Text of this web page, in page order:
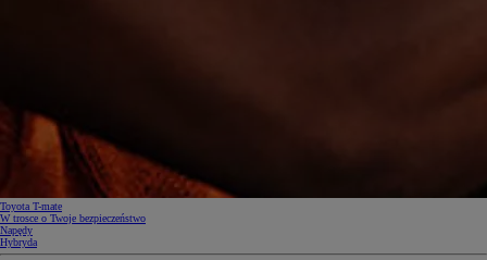
Toyota T-mate
W trosce o Twoje bezpieczeństwo
Napędy
Hybryda